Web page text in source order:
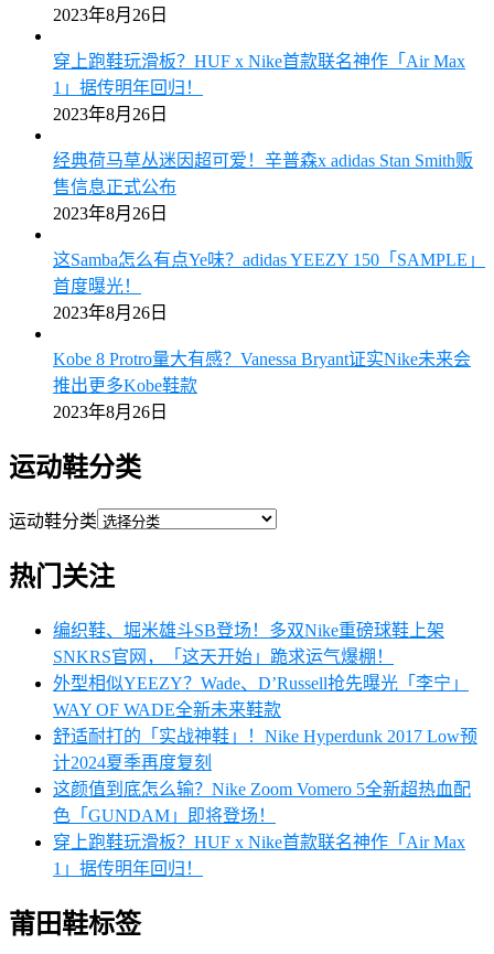
2023年8月26日
穿上跑鞋玩滑板？HUF x Nike首款联名神作「Air Max
1」据传明年回归！
2023年8月26日
经典荷马草丛迷因超可爱！辛普森x adidas Stan Smith贩
售信息正式公布
2023年8月26日
这Samba怎么有点Ye味？adidas YEEZY 150「SAMPLE」
首度曝光！
2023年8月26日
Kobe 8 Protro量大有感？Vanessa Bryant证实Nike未来会
推出更多Kobe鞋款
2023年8月26日
运动鞋分类
运动鞋分类
热门关注
编织鞋、堀米雄斗SB登场！多双Nike重磅球鞋上架
SNKRS官网，「这天开始」跪求运气爆棚！
外型相似YEEZY？Wade、D’Russell抢先曝光「李宁」
WAY OF WADE全新未来鞋款
舒适耐打的「实战神鞋」！Nike Hyperdunk 2017 Low预
计2024夏季再度复刻
这颜值到底怎么输？Nike Zoom Vomero 5全新超热血配
色「GUNDAM」即将登场！
穿上跑鞋玩滑板？HUF x Nike首款联名神作「Air Max
1」据传明年回归！
莆田鞋标签